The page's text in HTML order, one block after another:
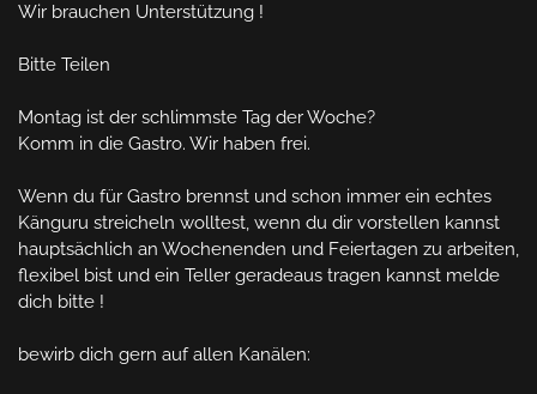
Wir brauchen Unterstützung !
Bitte Teilen
Montag ist der schlimmste Tag der Woche?
Komm in die Gastro. Wir haben frei.
Wenn du für Gastro brennst und schon immer ein echtes
Känguru streicheln wolltest, wenn du dir vorstellen kannst
hauptsächlich an Wochenenden und Feiertagen zu arbeiten,
flexibel bist und ein Teller geradeaus tragen kannst melde
dich bitte !
bewirb dich gern auf allen Kanälen: